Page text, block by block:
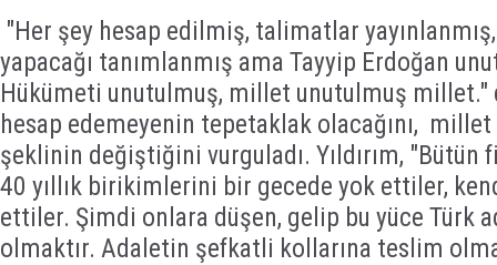
"Her şey hesap edilmiş, talimatlar
yapacağı tanımlanmış ama Tayyip Erdoğan
Hükümeti unutulmuş, millet unutulmuş millet."
hesap edemeyenin tepetaklak olacağını,
şeklinin değiştiğini vurguladı. Yıldırım, "Bütün
40 yıllık birikimlerini bir gecede yok ettiler,
ettiler. Şimdi onlara düşen, gelip bu yüce Türk
olmaktır. Adaletin şefkatli kollarına teslim